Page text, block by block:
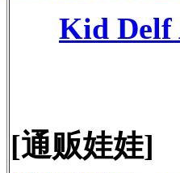
Kid Delf
[通贩娃娃]